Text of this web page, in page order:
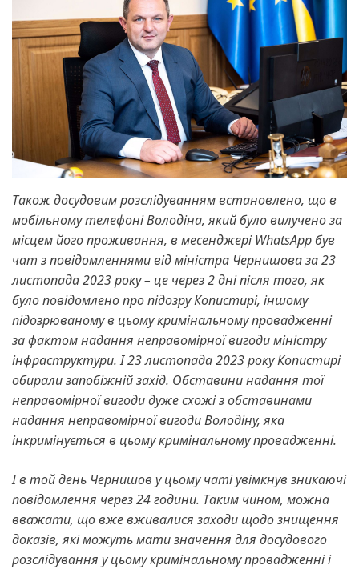
Також досудовим розслідуванням встановлено, що в
мобільному телефоні Володіна, який було вилучено за
місцем його проживання, в месенджері WhatsApp був
чат з повідомленнями від міністра Чернишова за 23
листопада 2023 року – це через 2 дні після того, як
було повідомлено про підозру Копистирі, іншому
підозрюваному в цьому кримінальному провадженні
за фактом надання неправомірної вигоди міністру
інфраструктури. І 23 листопада 2023 року Копистирі
обирали запобіжній захід. Обставини надання тої
неправомірної вигоди дуже схожі з обставинами
надання неправомірної вигоди Володіну, яка
інкримінується в цьому кримінальному провадженні.
І в той день Чернишов у цьому чаті увімкнув зникаючі
повідомлення через 24 години. Таким чином, можна
вважати, що вже вживалися заходи щодо знищення
доказів, які можуть мати значення для досудового
розслідування у цьому кримінальному провадженні і